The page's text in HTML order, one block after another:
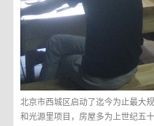
北京市西城区启动了迄今为止最大
和光源里项目，房屋多为上世纪五